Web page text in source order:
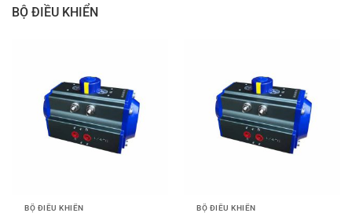
BỘ ĐIỀU KHIỂN
BỘ ĐIỀU KHIỂN BỘ ĐIỀU KHIỂN